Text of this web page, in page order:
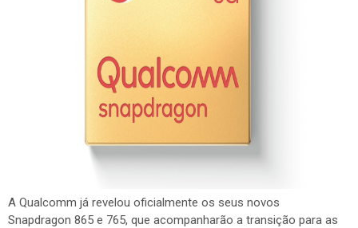
A Qualcomm já revelou oficialmente os seus novos
Snapdragon 865 e 765, que acompanharão a transição para as